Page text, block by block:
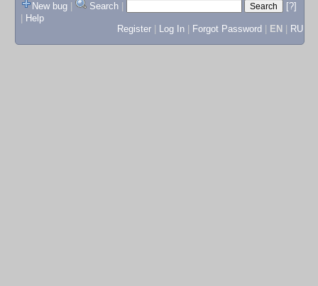
New bug
Search
[?]
Help
Register
Log In Forgot Password EN RU